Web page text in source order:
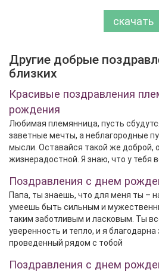
скачать
Другие добрые
близких
Красивые поздравления
рождения
Любимая племянница, пусть
заветные мечты, а неблагородные
мысли. Оставайся такой же доброй,
жизнерадостной. Я знаю, что у тебя
Поздравления с днем
Папа, ты знаешь, что для меня ты –
умеешь быть сильным и
таким заботливым и ласковым. Ты
уверенность и тепло, и я
проведенный рядом с тобой
Поздравления с днем